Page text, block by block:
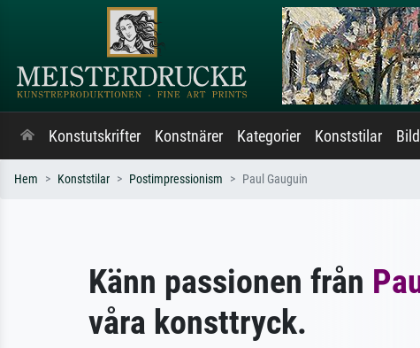
Konstutskrifter Konstnärer Kategorier Konststilar
Hem Konststilar Postimpressionism Paul Gauguin
Känn passionen från
våra konsttryck.